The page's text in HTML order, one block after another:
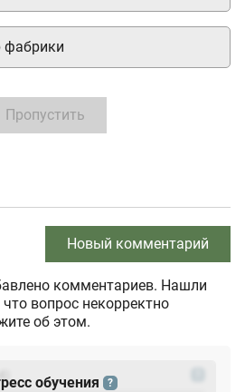
фабрики
Пропустить
Новый комментарий
комментариев. Нашли
вопрос некорректно
об этом.
обучения ?